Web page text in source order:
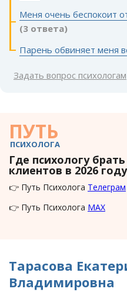
Меня очень беспокоит
(3 ответа)
Парень обвиняет меня
Задать вопрос психологам
ПУТЬ
ПСИХОЛОГА
Где психологу брать
клиентов в 2026 году
👉 Путь Психолога Телеграм
👉 Путь Психолога MAX
Тарасова
Владимировна